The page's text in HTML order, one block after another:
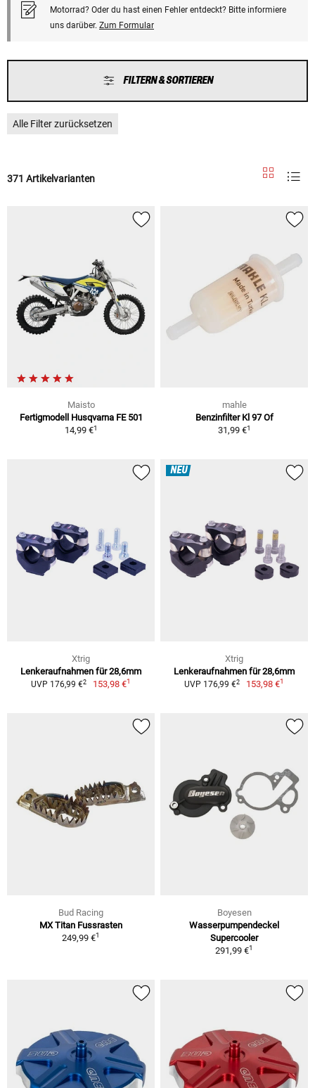
Motorrad? Oder du hast einen Fehler entdeckt? Bitte informiere
uns darüber. Zum Formular
FILTERN & SORTIEREN
Alle Filter zurücksetzen
371 Artikelvarianten
Maisto
Fertigmodell Husqvarna FE 501
14,99 €1
mahle
Benzinfilter Kl 97 Of
31,99 €1
Xtrig
Lenkeraufnahmen für 28,6mm
UVP 176,99 €2 153,98 €1
NEU
Xtrig
Lenkeraufnahmen für 28,6mm
UVP 176,99 €2 153,98 €1
Bud Racing
MX Titan Fussrasten
249,99 €1
Boyesen
Wasserpumpendeckel
Supercooler
291,99 €1